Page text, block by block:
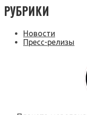
РУБРИКИ
Новости
Пресс-релизы